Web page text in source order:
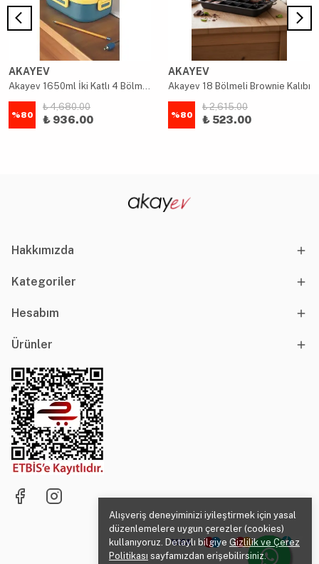
Alışveriş deneyiminizi iyileştirmek için yasal
düzenlemelere uygun çerezler (cookies)
kullanıyoruz. Detaylı bilgiye Gizlilik ve Çerez
Politikası sayfamızdan erişebilirsiniz.
AKAYEV
Akayev 1650ml İki Katlı 4 Bölmeli Çelik Yemek Kabı Mavi
%80
₺ 4,680.00
₺ 936.00
AKAYEV
Akayev 18 Bölmeli Brownie Kalıbı
%80
₺ 2,615.00
₺ 523.00
Hakkımızda
Kategoriler
Hesabım
Ürünler